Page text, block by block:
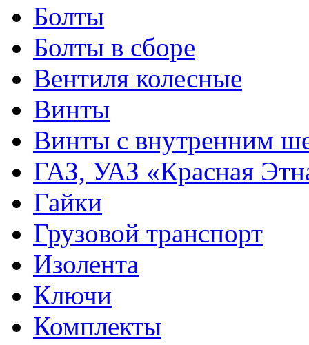
Болты
Болты в сборе
Вентиля колесные
Винты
Винты с внутренним
ГАЗ, УАЗ «Красная
Гайки
Грузовой транспорт
Изолента
Ключи
Комплекты